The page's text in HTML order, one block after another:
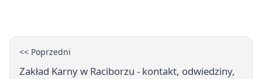
<< Poprzedni
Zakład Karny w Raciborzu - kontakt, odwiedziny,